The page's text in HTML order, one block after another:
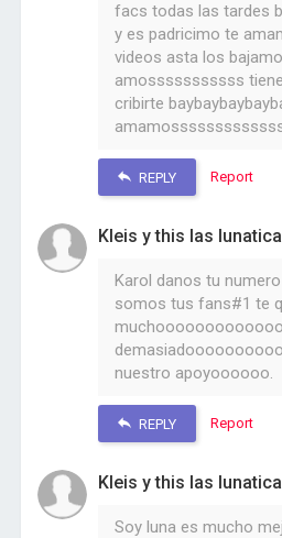
facs todas las tardes
y es padricimo te
videos asta los
amosssssssssss
cribirte
REPLY Report
Kleis y this las
Karol danos tu
somos tus fans#1 te
nuestro apoyoooooo.
REPLY Report
Kleis y this las
Soy luna es mucho